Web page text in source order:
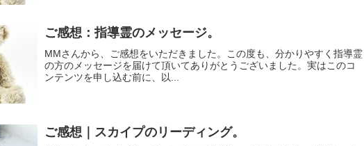
ご感想：指導霊のメッセージ。
MMさんから、ご感想をいただきました。この度も、分かりやすく指導霊
の方のメッセージを届けて頂いてありがとうございました。実はこのコ
ンテンツを申し込む前に、以...
ご感想｜スカイプのリーディング。